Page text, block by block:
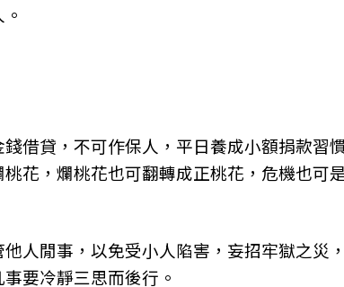
借貸，不可作保人，平日養成小額捐款習
花，爛桃花也可翻轉成正桃花，危機也可
人閒事，以免受小人陷害，妄招牢獄之災
要冷靜三思而後行。